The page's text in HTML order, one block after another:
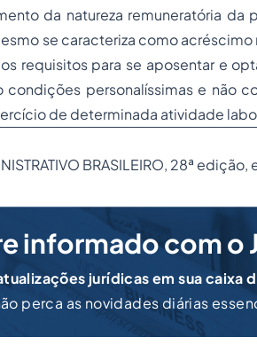
da natureza remuneratória da
se caracteriza como acréscimo
requisitos para se aposentar e
personalíssimas e não
de determinada atividade
BRASILEIRO, 28ª edição,
informado com o
jurídicas em sua caixa
perca as novidades diárias